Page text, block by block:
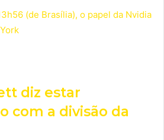
(de Brasília), o papel da Nvidia
diz estar
com a divisão da